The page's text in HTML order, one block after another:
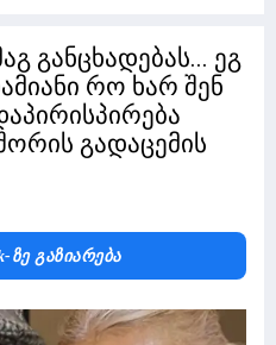
განცხადებას... ეგ
რო ხარ შენ
გადაცემის
Ზე Გაზიარება